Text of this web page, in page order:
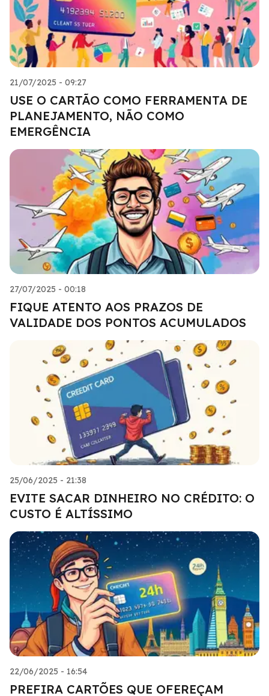
21/07/2025 - 09:27
USE O CARTÃO COMO FERRAMENTA DE
PLANEJAMENTO, NÃO COMO
EMERGÊNCIA
27/07/2025 - 00:18
FIQUE ATENTO AOS PRAZOS DE
VALIDADE DOS PONTOS ACUMULADOS
25/06/2025 - 21:38
EVITE SACAR DINHEIRO NO CRÉDITO: O
CUSTO É ALTÍSSIMO
22/06/2025 - 16:54
PREFIRA CARTÕES QUE OFEREÇAM